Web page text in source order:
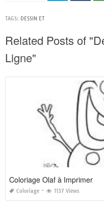
TAGS: DESSIN ET
Related Posts of
Ligne"
Coloriage Olaf à Imprimer
Coloriage 1137 Views